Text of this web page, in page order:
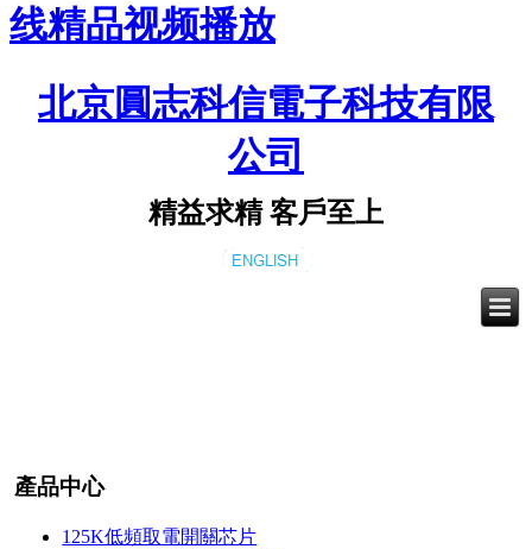
线精品视频播放
北京圓志科信電子科技有限
公司
精益求精 客戶至上
產品中心
125K低頻取電開關芯片